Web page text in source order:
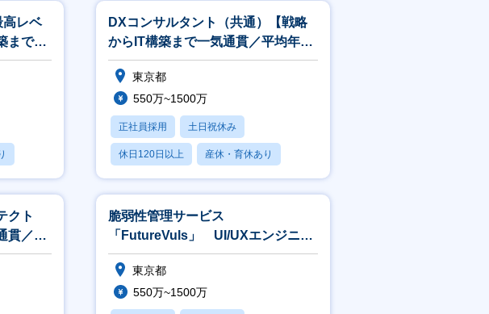
高レベ
まで一
DXコンサルタント（共通）【戦略
からIT構築まで一気通貫／平均年収
822万円】
東京都
550万~1500万
正社員採用 土日祝休み
休日120日以上 産休・育休あり
賞与あり
クト
貫／平
脆弱性管理サービス
「FutureVuls」 UI/UXエンジニア
兼 クリエイティブディレクター
東京都
550万~1500万